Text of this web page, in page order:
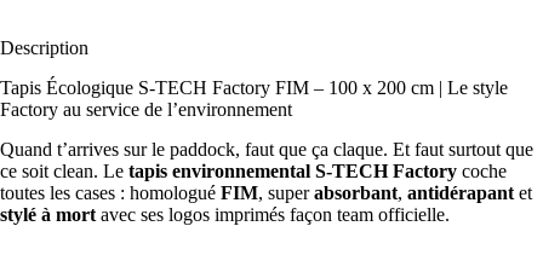
Description
Tapis Écologique S-TECH Factory FIM – 100 x 200 cm | Le style
Factory au service de l’environnement
Quand t’arrives sur le paddock, faut que ça claque. Et faut surtout que
ce soit clean. Le tapis environnemental S-TECH Factory coche
toutes les cases : homologué FIM, superabsorbant, antidérapant et
stylé à mort avec ses logos imprimés façon team officielle.